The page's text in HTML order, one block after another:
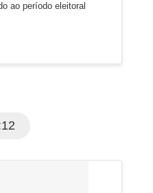
ao período eleitoral